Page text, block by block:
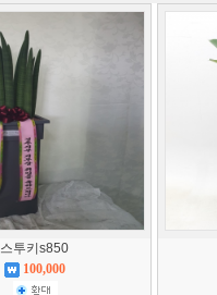
스투키s850
100,000